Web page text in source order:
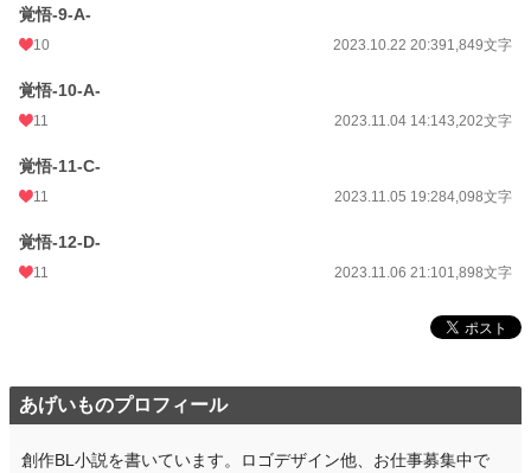
覚悟-9-A-
10 2023.10.22 20:391,849文字
覚悟-10-A-
11 2023.11.04 14:143,202文字
覚悟-11-C-
11 2023.11.05 19:284,098文字
覚悟-12-D-
11 2023.11.06 21:101,898文字
あげいものプロフィール
創作BL小説を書いています。ロゴデザイン他、お仕事募集中で